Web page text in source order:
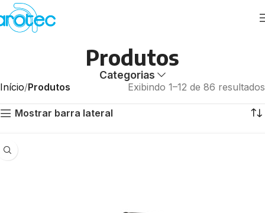
Produtos
Categorias
Início Produtos Exibindo 1–12 de 86 resultados
Mostrar barra lateral